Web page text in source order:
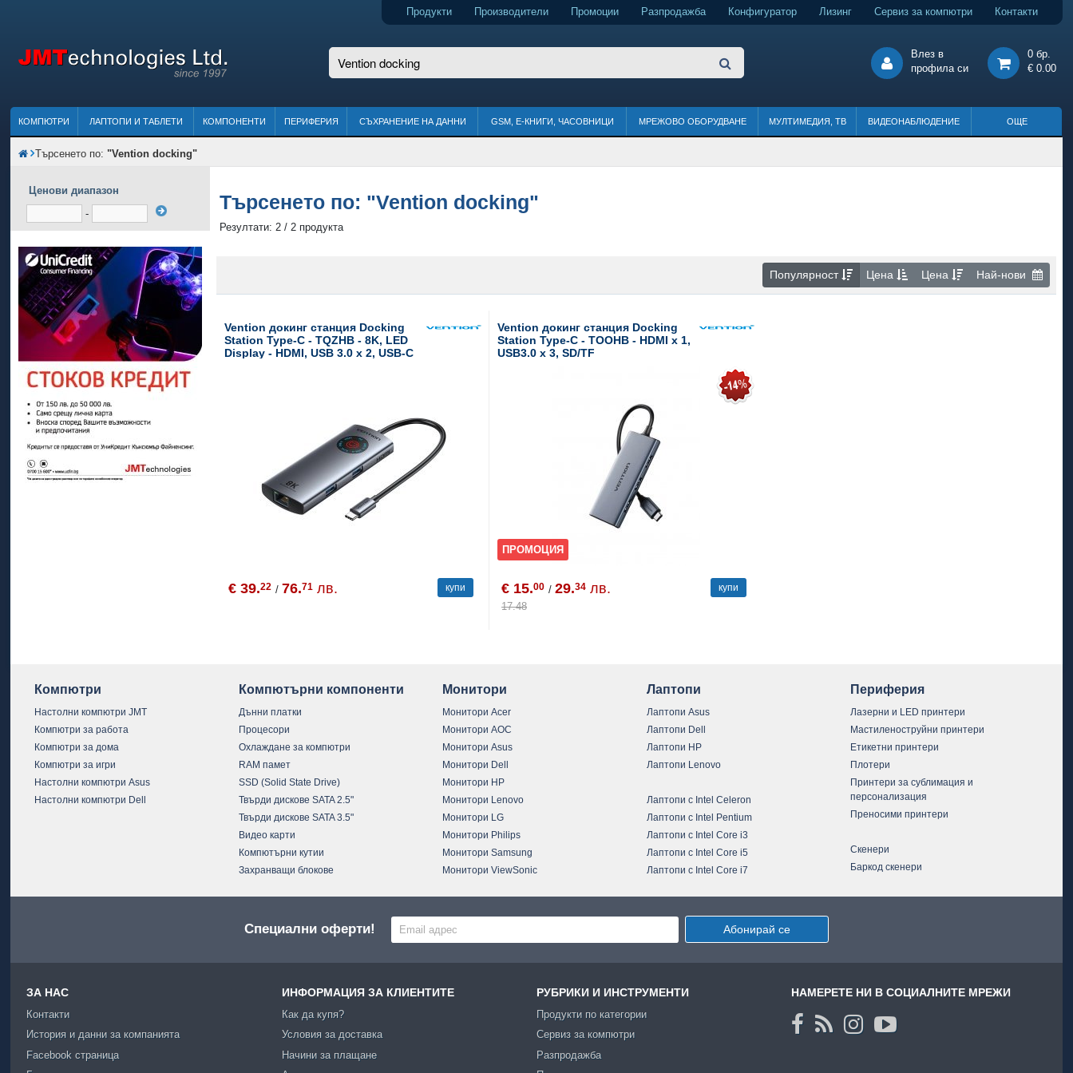
Продукти Производители Промоции Разпродажба Конфигуратор Лизинг Сервиз за компютри Контакти
Влез в
профила си
0 бр.
€ 0.00
КОМПЮТРИ ЛАПТОПИ И ТАБЛЕТИ КОМПОНЕНТИ ПЕРИФЕРИЯ СЪХРАНЕНИЕ НА ДАННИ GSM, Е-КНИГИ, ЧАСОВНИЦИ МРЕЖОВО ОБОРУДВАНЕ МУЛТИМЕДИЯ, ТВ ВИДЕОНАБЛЮДЕНИЕ ОЩЕ
Търсенето по: "Vention docking"
Ценови диапазон
-
Търсенето по: "Vention docking"
Резултати: 2 / 2 продукта
Популярност Цена Цена Най-нови
Vention докинг станция Docking
Station Type-C - TQZHB - 8K, LED
Display - HDMI, USB 3.0 x 2, USB-C
€ 39.22 / 76.71 лв. купи
Vention докинг станция Docking
Station Type-C - TOOHB - HDMI x 1,
USB3.0 x 3, SD/TF
ПРОМОЦИЯ
€ 15.00 /29.34 лв.
17.48
купи
Компютри
Настолни компютри JMT
Компютри за работа
Компютри за дома
Компютри за игри
Настолни компютри Asus
Настолни компютри Dell
Компютърни компоненти
Дънни платки
Процесори
Охлаждане за компютри
RAM памет
SSD (Solid State Drive)
Твърди дискове SATA 2.5"
Твърди дискове SATA 3.5"
Видео карти
Компютърни кутии
Захранващи блокове
Монитори
Монитори Acer
Монитори AOC
Монитори Asus
Монитори Dell
Монитори HP
Монитори Lenovo
Монитори LG
Монитори Philips
Монитори Samsung
Монитори ViewSonic
Лаптопи
Лаптопи Asus
Лаптопи Dell
Лаптопи HP
Лаптопи Lenovo
Лаптопи с Intel Celeron
Лаптопи с Intel Pentium
Лаптопи с Intel Core i3
Лаптопи с Intel Core i5
Лаптопи с Intel Core i7
Периферия
Лазерни и LED принтери
Мастиленоструйни принтери
Етикетни принтери
Плотери
Принтери за сублимация и
персонализация
Преносими принтери
Скенери
Баркод скенери
Специални оферти! Абонирай се
ЗА НАС
Контакти
История и данни за компанията
Facebook страница
ИНФОРМАЦИЯ ЗА КЛИЕНТИТЕ
Как да купя?
Условия за доставка
Начини за плащане
РУБРИКИ И ИНСТРУМЕНТИ
Продукти по категории
Сервиз за компютри
Разпродажба
НАМЕРЕТЕ НИ В СОЦИАЛНИТЕ МРЕЖИ